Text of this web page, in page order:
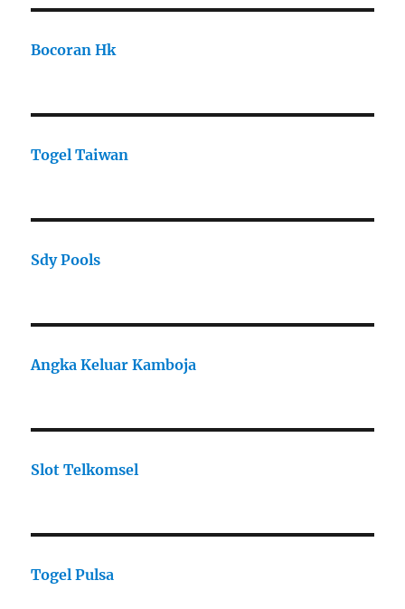
Bocoran Hk
Togel Taiwan
Sdy Pools
Angka Keluar Kamboja
Slot Telkomsel
Togel Pulsa